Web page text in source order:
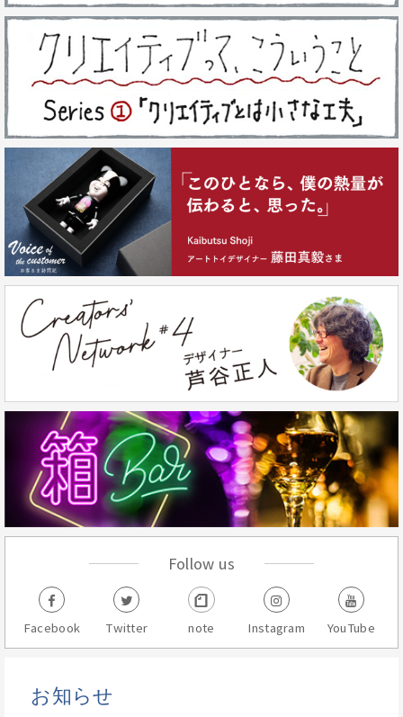
Follow us
Facebook Twitter note Instagram YouTube
お知らせ